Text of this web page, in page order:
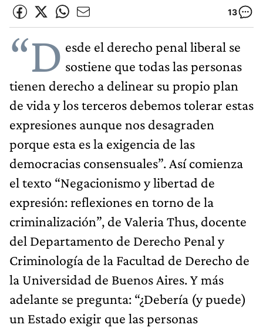
13
“D esde el derecho penal liberal se
sostiene que todas las personas
tienen derecho a delinear su propio plan
de vida y los terceros debemos tolerar estas
expresiones aunque nos desagraden
porque esta es la exigencia de las
democracias consensuales”. Así comienza
el texto “Negacionismo y libertad de
expresión: reflexiones en torno de la
criminalización”, de Valeria Thus, docente
del Departamento de Derecho Penal y
Criminología de la Facultad de Derecho de
la Universidad de Buenos Aires. Y más
adelante se pregunta: “¿Debería (y puede)
un Estado exigir que las personas